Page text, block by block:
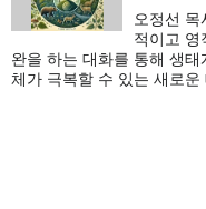
오정선 목
적이고
완을 하는 대화를 통해 생
체가 극복할 수 있는 새로